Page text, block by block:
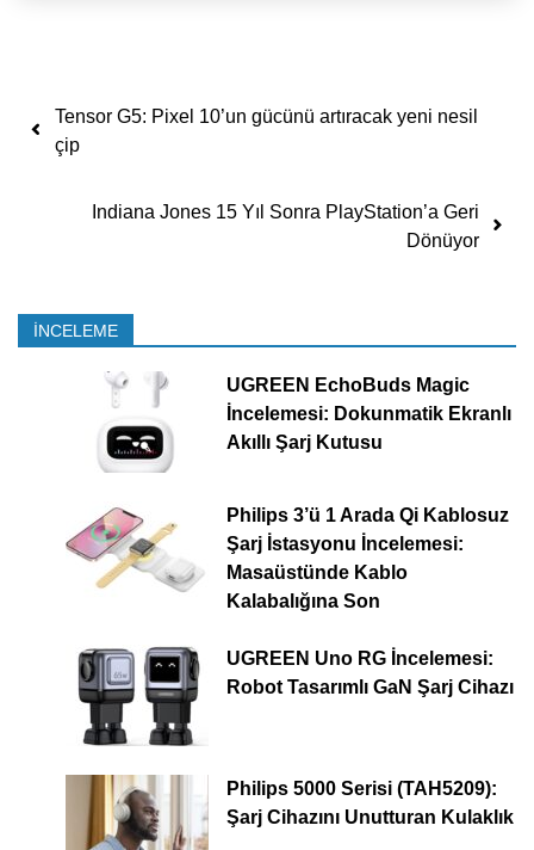
Yazı dolaşımı
Tensor G5: Pixel 10’un gücünü artıracak yeni nesil
çip
Indiana Jones 15 Yıl Sonra PlayStation’a Geri
Dönüyor
İNCELEME
UGREEN EchoBuds Magic
İncelemesi: Dokunmatik Ekranlı
Akıllı Şarj Kutusu
Philips 3’ü 1 Arada Qi Kablosuz
Şarj İstasyonu İncelemesi:
Masaüstünde Kablo
Kalabalığına Son
UGREEN Uno RG İncelemesi:
Robot Tasarımlı GaN Şarj Cihazı
Philips 5000 Serisi (TAH5209):
Şarj Cihazını Unutturan Kulaklık